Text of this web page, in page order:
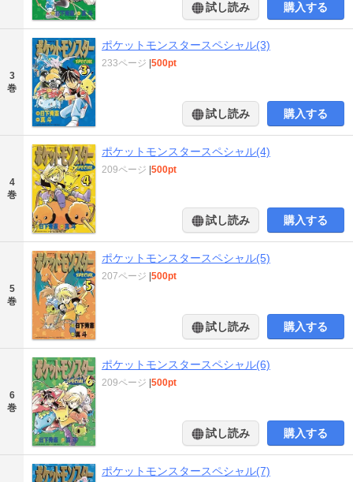
試し読み 購入する
3
巻
ポケットモンスタースペシャル(3)
233ページ 500pt
試し読み 購入する
4
巻
ポケットモンスタースペシャル(4)
209ページ 500pt
試し読み 購入する
5
巻
ポケットモンスタースペシャル(5)
207ページ 500pt
試し読み 購入する
6
巻
ポケットモンスタースペシャル(6)
209ページ 500pt
試し読み 購入する
ポケットモンスタースペシャル(7)